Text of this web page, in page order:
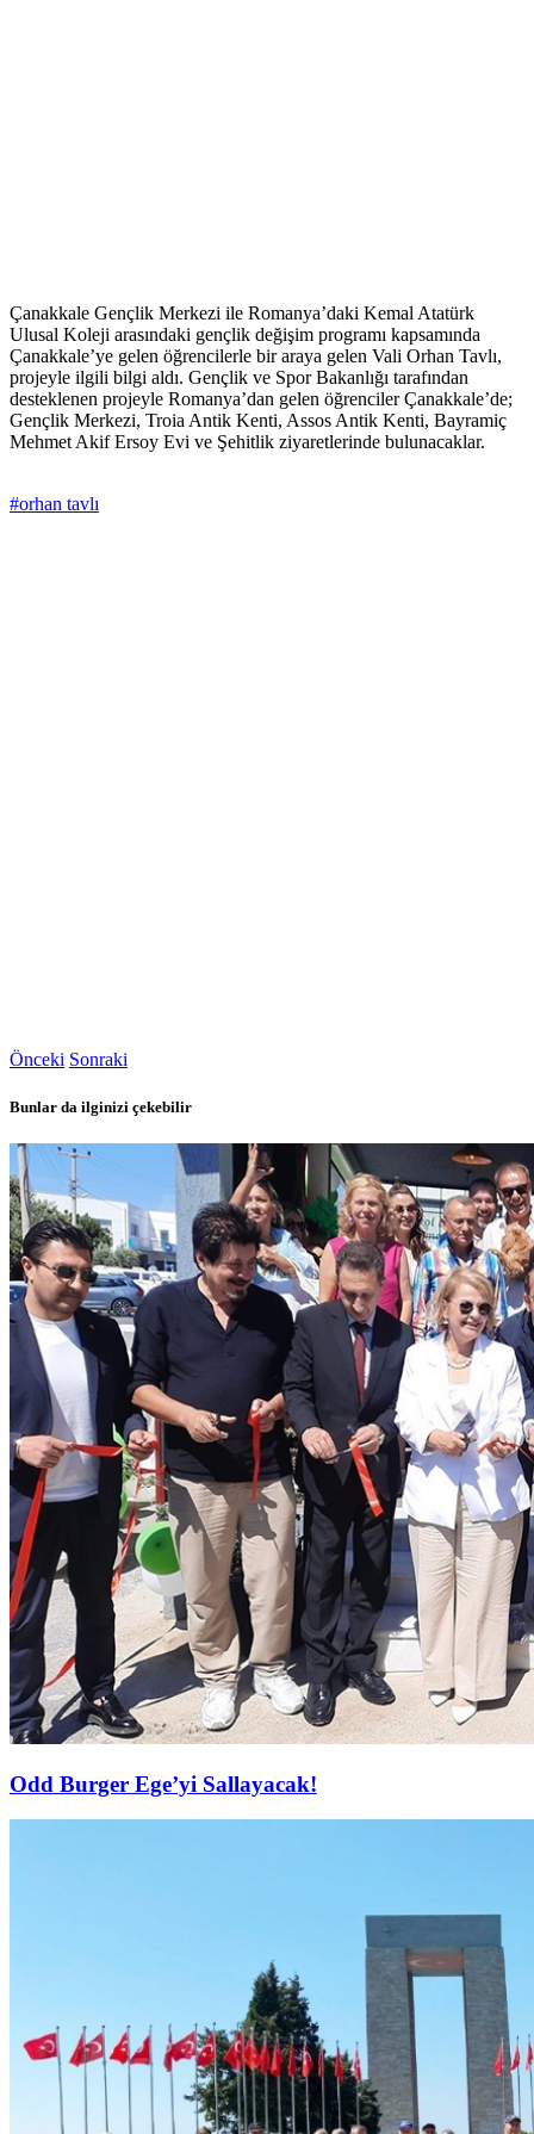
Çanakkale Gençlik Merkezi ile Romanya’daki Kemal Atatürk
Ulusal Koleji arasındaki gençlik değişim programı kapsamında
Çanakkale’ye gelen öğrencilerle bir araya gelen Vali Orhan Tavlı,
projeyle ilgili bilgi aldı. Gençlik ve Spor Bakanlığı tarafından
desteklenen projeyle Romanya’dan gelen öğrenciler Çanakkale’de;
Gençlik Merkezi, Troia Antik Kenti, Assos Antik Kenti, Bayramiç
Mehmet Akif Ersoy Evi ve Şehitlik ziyaretlerinde bulunacaklar.
#orhan tavlı
Önceki Sonraki
Bunlar da ilginizi çekebilir
Odd Burger Ege’yi Sallayacak!